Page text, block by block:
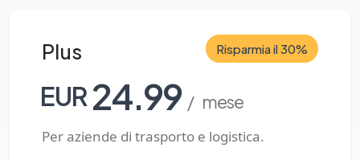
Plus
EUR 24.99 / mese
Risparmia il 30%
Per aziende di trasporto e logistica.